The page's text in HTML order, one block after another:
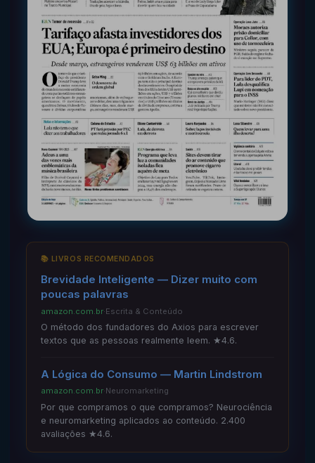
📚 LIVROS RECOMENDADOS
Brevidade Inteligente — Dizer muito com
poucas palavras
amazon.com.br·Escrita & Conteúdo
O método dos fundadores do Axios para escrever
textos que as pessoas realmente leem. ★4.6.
A Lógica do Consumo — Martin Lindstrom
amazon.com.br·Neuromarketing
Por que compramos o que compramos? Neurociência
e neuromarketing aplicados ao conteúdo. 2.400
avaliações ★4.6.